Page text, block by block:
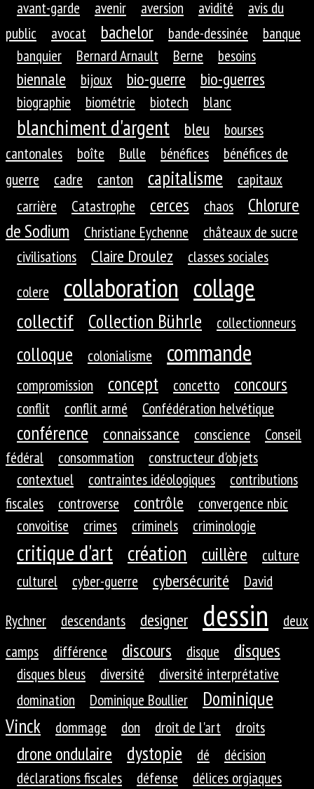
avant-garde avenir aversion avidité
avis du
public
avocat bachelor bande-dessinée
banque
banquier
Bernard Arnault Berne besoins
biennale bijoux bio-guerre bio-guerres
biographie biométrie biotech blanc
blanchiment d'argent bleu
bourses
cantonales
boîte Bulle bénéfices
bénéfices de
guerre
cadre canton capitalisme
capitaux
carrière
Catastrophe cerces chaos
Chlorure
de Sodium
Christiane Eychenne
châteaux de sucre
civilisations
Claire Droulez
classes sociales
colere
collaboration collage
collectif Collection Bührle collectionneurs
colloque colonialisme commande
compromission concept concetto concours
conflit conflit armé Confédération helvétique
conférence connaissance conscience
Conseil
fédéral
consommation
constructeur d'objets
contextuel
contraintes idéologiques
contributions
fiscales
controverse contrôle
convergence nbic
convoitise
crimes criminels criminologie
critique d'art création cuillère
culture
culturel
cyber-guerre cybersécurité
David
Rychner
descendants designer dessin
deux
camps
différence discours disque disques
disques bleus diversité
diversité interprétative
domination
Dominique Boullier
Dominique
Vinck
dommage don droit de l'art droits
drone ondulaire dystopie dé
décision
déclarations fiscales
défense
délices orgiaques